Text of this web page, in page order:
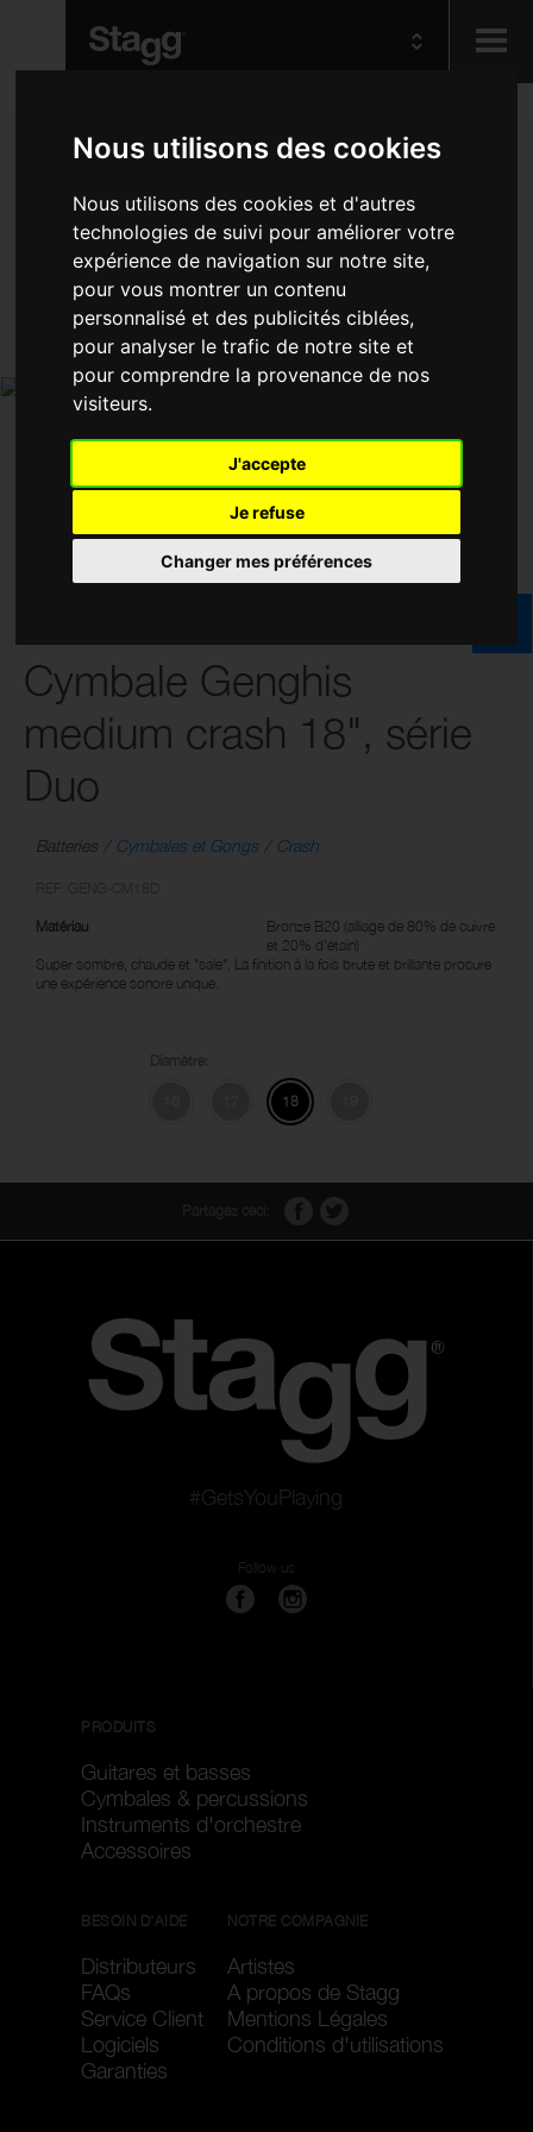
Nous utilisons des cookies
Nous utilisons des cookies et d'autres
technologies de suivi pour améliorer votre
expérience de navigation sur notre site,
pour vous montrer un contenu
personnalisé et des publicités ciblées,
pour analyser le trafic de notre site et
pour comprendre la provenance de nos
visiteurs.
J'accepte
Je refuse
Changer mes préférences
Audio &
Lighting
Cymbale Genghis
medium crash 18", série
Duo
Batteries Cymbales et Gongs Crash
Matériau
Bronze B20 (alliage de 80% de cuivre
et 20% d'étain)
Super sombre, chaude et "sale". La finition à la fois brute et brillante procure
une expérience sonore unique.
18
#GetsYouPlaying
Follow us
PRODUITS
Guitares et basses
Cymbales & percussions
Instruments d'orchestre
Accessoires
BESOIN D'AIDE
Distributeurs
FAQs
Service Client
Logiciels
Garanties
NOTRE COMPAGNIE
Artistes
A propos de Stagg
Mentions Légales
Conditions d'utilisations